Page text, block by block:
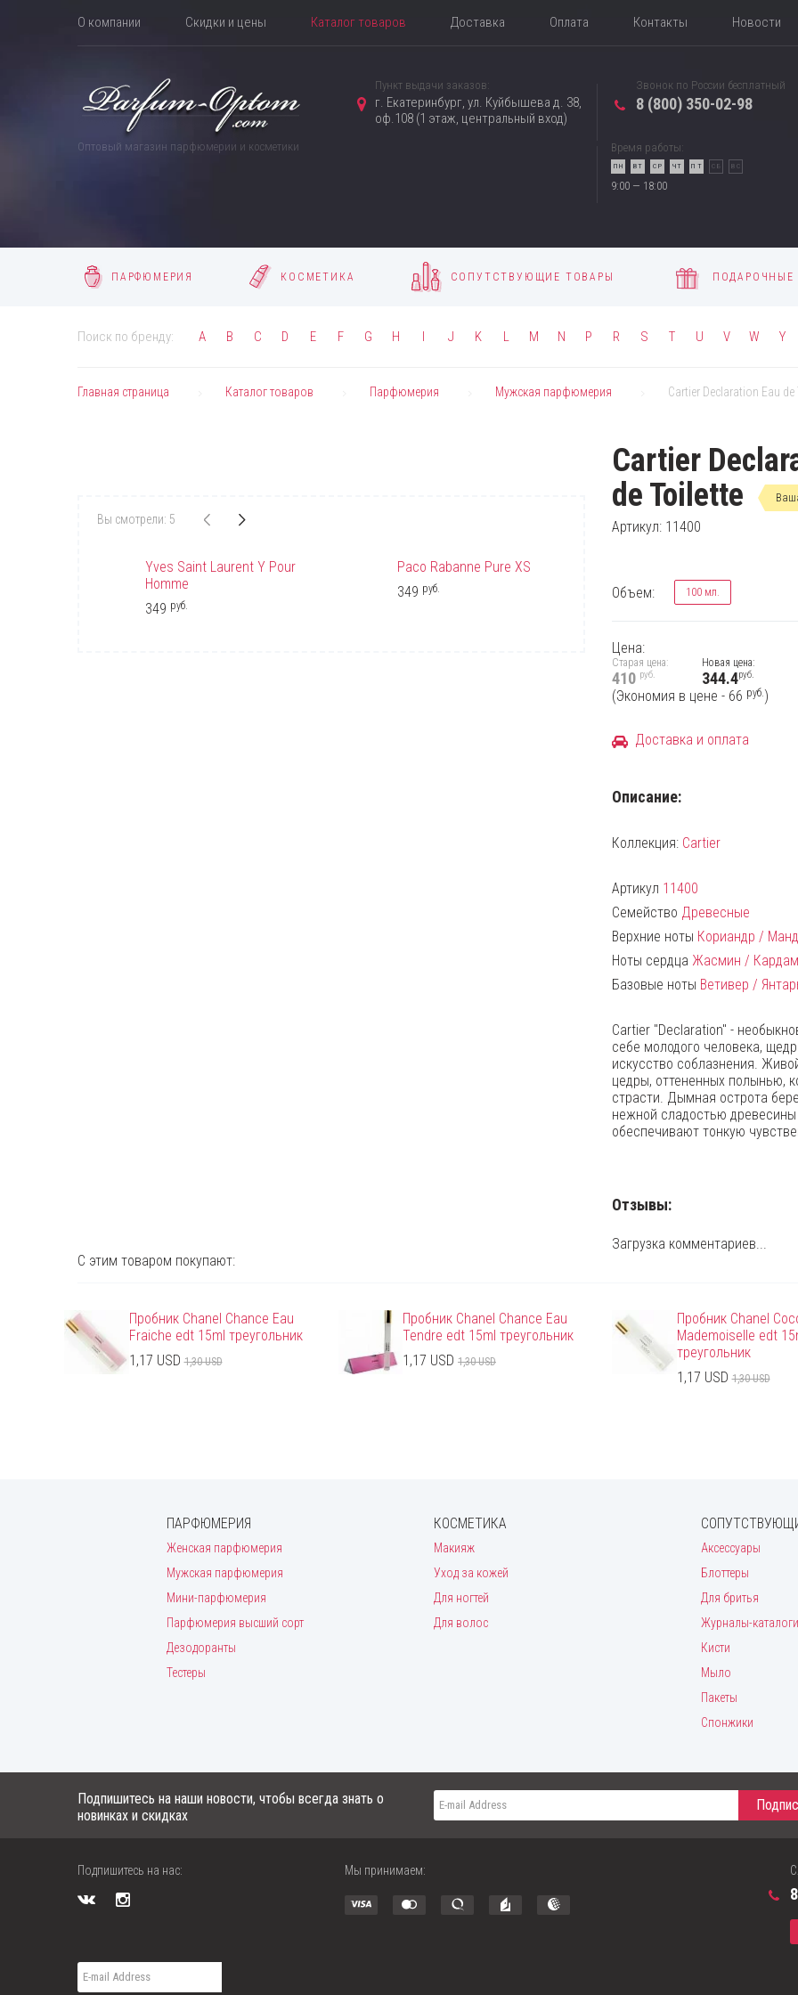
О компании Скидки и цены Каталог товаров Доставка Оплата Контакты Новости
Оптовый магазин парфюмерии и косметики
Пункт выдачи заказов:
г. Екатеринбург, ул. Куйбышева д. 38,
оф.108 (1 этаж, центральный вход)
Звонок по России бесплатный
8 (800) 350-02-98
Время работы:
ПН ВТ СР ЧТ ПТ
9:00 — 18:00
СБ ВС
ПАРФЮМЕРИЯ КОСМЕТИКА СОПУТСТВУЮЩИЕ ТОВАРЫ ПОДАРОЧНЫЕ
Поиск по бренду: A B C D E F G H I J K L M N P R S T U V W Y
Главная страница Каталог товаров Парфюмерия Мужская парфюмерия Cartier Declaration Eau de
Вы смотрели: 5
Yves Saint Laurent Y Pour
Homme
349 руб.
Paco Rabanne Pure XS
349 руб.
344
руб.
Cartier
de Toilette
Артикул: 11400
Объем: 100 мл.
Цена:
Старая цена:
410 руб.
Новая цена:
344.4руб.
(Экономия в цене - 66 руб. )
Доставка и оплата
Описание:
Коллекция: Cartier
Артикул 11400
Семейство Древесные
Верхние ноты Кориандр /
Ноты сердца Жасмин /
Базовые ноты Ветивер /
Cartier "Declaration" -
себе молодого человека,
искусство соблазнения.
цедры, оттененных полынью,
страсти. Дымная острота
нежной сладостью
обеспечивают тонкую
Отзывы:
Загрузка комментариев...
С этим товаром покупают:
Пробник Chanel Chance Eau
Fraiche edt 15ml треугольник
1,17 USD1,30 USD
Пробник Chanel Chance Eau
Tendre edt 15ml треугольник
1,17 USD 1,30 USD
Пробник Chanel
Mademoiselle edt
треугольник
1,17 USD1,30 USD
ПАРФЮМЕРИЯ
Женская парфюмерия
Мужская парфюмерия
Мини-парфюмерия
Парфюмерия высший сорт
Дезодоранты
Тестеры
КОСМЕТИКА
Макияж
Уход за кожей
Для ногтей
Для волос
Аксессуары
Блоттеры
Для бритья
Журналы-каталоги
Кисти
Мыло
Пакеты
Спонжики
Подпишитесь на наши новости, чтобы всегда знать о
новинках и скидках
Подпишитесь на нас: Мы принимаем: